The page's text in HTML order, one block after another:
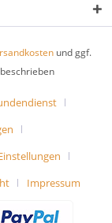
und ggf.
Impressum